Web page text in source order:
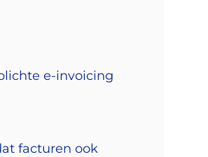
e-invoicing
facturen ook